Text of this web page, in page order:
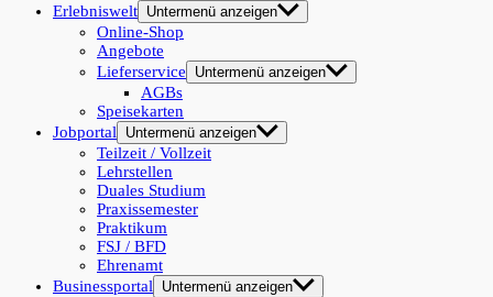
Erlebniswelt Untermenü anzeigen
Online-Shop
Angebote
Lieferservice
Untermenü anzeigen
AGBs
Speisekarten
Jobportal
Untermenü anzeigen
Teilzeit / Vollzeit
Lehrstellen
Duales Studium
Praxissemester
Praktikum
FSJ / BFD
Ehrenamt
Businessportal
Untermenü anzeigen